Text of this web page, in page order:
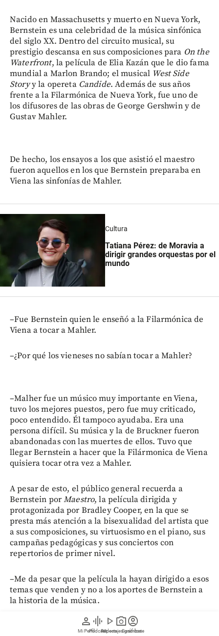
person
Mi Perfil
graphic_eq
Pódcast
play_arrow
Videos
photo_camera
Reportajes gráficos
account_circle
Suscríbete
Nacido en Massachusetts y muerto en Nueva York,
Bernstein es una celebridad de la música sinfónica
del siglo XX. Dentro del circuito musical, su
prestigio descansa en sus composiciones para On the
Waterfront, la película de Elia Kazán que le dio fama
mundial a Marlon Brando; el musical West Side
Storyy la opereta Candide. Además de sus años
frente a la Filarmónica de Nueva York, fue uno de
los difusores de las obras de George Gershwin y de
Gustav Mahler.
De hecho, los ensayos a los que asistió el maestro
fueron aquellos en los que Bernstein preparaba en
Viena las sinfonías de Mahler.
Cultura
Tatiana Pérez: de Moravia a
dirigir grandes orquestas por el
mundo
–Fue Bernstein quien le enseñó a la Filarmónica de
Viena a tocar a Mahler.
–¿Por qué los vieneses no sabían tocar a Mahler?
–Malher fue un músico muy importante en Viena,
tuvo los mejores puestos, pero fue muy criticado,
poco entendido. Él tampoco ayudaba. Era una
persona difícil. Su música y la de Bruckner fueron
abandonadas con las muertes de ellos. Tuvo que
llegar Bernstein a hacer que la Filármonica de Viena
quisiera tocar otra vez a Mahler.
A pesar de esto, el público general recuerda a
Bernstein porMaestro, la película dirigida y
protagonizada por Bradley Cooper, en la que se
presta más atención a la bisexualidad del artista que
a sus composiciones, su virtuosismo en el piano, sus
campañas pedagógicas y sus conciertos con
repertorios de primer nivel.
–Me da pesar que la película la hayan dirigido a esos
temas que venden y no a los aportes de Bernstein a
la historia de la música.
Un “Neruda” paisa forma a las nuevas